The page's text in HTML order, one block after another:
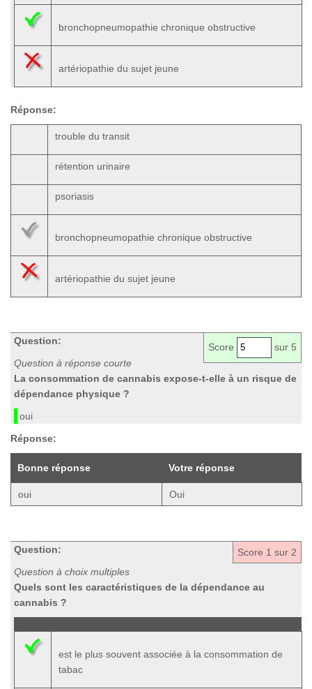
bronchopneumopathie chronique obstructive
artériopathie du sujet jeune
Réponse:
trouble du transit
rétention urinaire
psoriasis
bronchopneumopathie chronique obstructive
artériopathie du sujet jeune
Score sur 5
Question:
Question à réponse courte
La consommation de cannabis expose-t-elle à un risque de
dépendance physique ?
oui
Réponse:
Bonne réponse Votre réponse
oui Oui
Score 1 sur 2
Question:
Question à choix multiples
Quels sont les caractéristiques de la dépendance au
cannabis ?
est le plus souvent associée à la consommation de
tabac